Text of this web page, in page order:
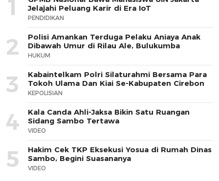
1
Jelajahi Peluang Karir di Era IoT
PENDIDIKAN
2
Polisi Amankan Terduga Pelaku Aniaya Anak
Dibawah Umur di Rilau Ale, Bulukumba
HUKUM
3
Kabaintelkam Polri Silaturahmi Bersama Para
Tokoh Ulama Dan Kiai Se-Kabupaten Cirebon
KEPOLISIAN
4
Kala Canda Ahli-Jaksa Bikin Satu Ruangan
Sidang Sambo Tertawa
VIDEO
5
Hakim Cek TKP Eksekusi Yosua di Rumah Dinas
Sambo, Begini Suasananya
VIDEO